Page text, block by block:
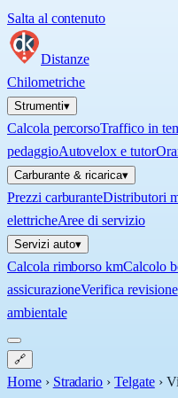
Salta al contenuto
Distanze
Chilometriche
Strumenti▾
Calcola percorsoTraffico in
pedaggioAutovelox e tutor
Carburante & ricarica▾
Prezzi carburanteDistributori
elettricheAree di servizio
Servizi auto▾
Calcola rimborso kmCalcolo
assicurazioneVerifica revisione
ambientale
🔗
Home › Stradario › Telgate ›